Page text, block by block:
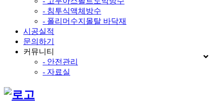
- 침투식액체방수
- 폴리머수지몰탈 바닥재
시공실적
문의하기
커뮤니티
- 안전관리
- 자료실